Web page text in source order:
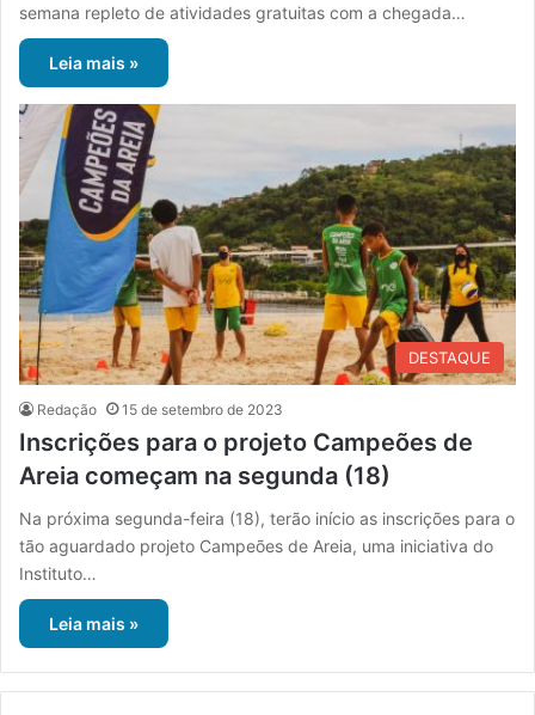
semana repleto de atividades gratuitas com a chegada…
Leia mais »
DESTAQUE
Redação 15 de setembro de 2023
Inscrições para o projeto Campeões de
Areia começam na segunda (18)
Na próxima segunda-feira (18), terão início as inscrições para o
tão aguardado projeto Campeões de Areia, uma iniciativa do
Instituto…
Leia mais »